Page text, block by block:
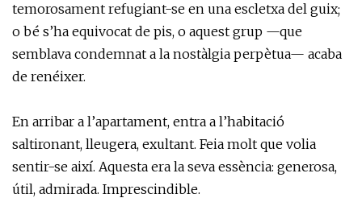
temorosament refugiant-se en una escletxa del guix;
o bé s’ha equivocat de pis, o aquest grup —que
semblava condemnat a la nostàlgia perpètua— acaba
de renéixer.
En arribar a l’apartament, entra a l’habitació
saltironant, lleugera, exultant. Feia molt que volia
sentir-se així. Aquesta era la seva essència: generosa,
útil, admirada. Imprescindible.